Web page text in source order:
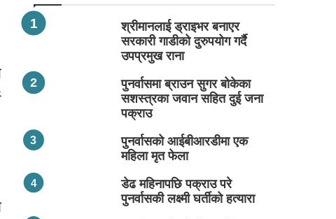
श्रीमानलाई ड्राइभर बनाएर
सरकारी गाडीको दुरुपयोग गर्दै
उपप्रमुख राना
पुनर्वासमा ब्राउन सुगर बोकेका
सशस्त्रका जवान सहित दुई जना
पक्राउ
पुनर्वासको आईबीआरडीमा एक
महिला मृत फेला
डेढ महिनापछि पक्राउ परे
पुनर्वासकी लक्ष्मी घर्तीको हत्यारा